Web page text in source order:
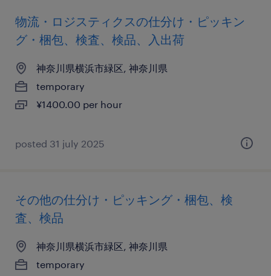
物流・ロジスティクスの仕分け・ピッキン
グ・梱包、検査、検品、入出荷
神奈川県横浜市緑区, 神奈川県
temporary
¥1400.00 per hour
posted 31 july 2025
その他の仕分け・ピッキング・梱包、検
査、検品
神奈川県横浜市緑区, 神奈川県
temporary